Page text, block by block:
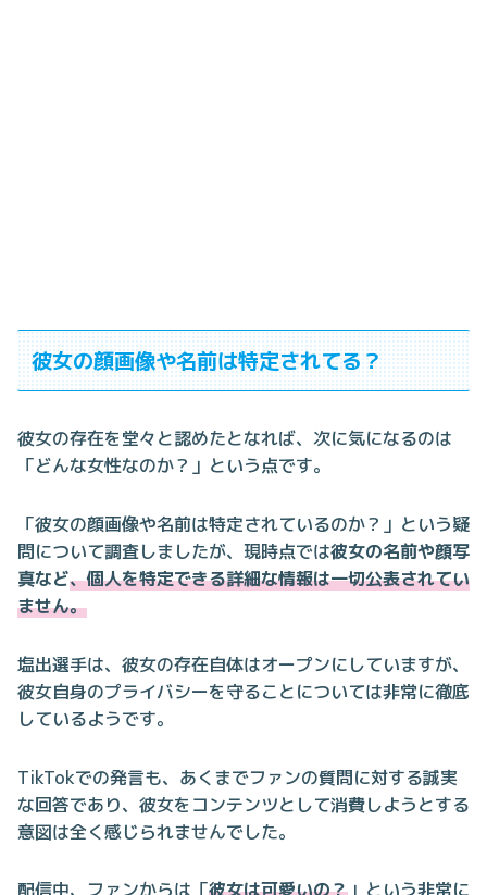
彼女の顔画像や名前は特定されてる？
彼女の存在を堂々と認めたとなれば、次に気になるのは
「どんな女性なのか？」という点です。
「彼女の顔画像や名前は特定されているのか？」という疑
問について調査しましたが、現時点では彼女の名前や顔写
真など、個人を特定できる詳細な情報は一切公表されてい
ません。
塩出選手は、彼女の存在自体はオープンにしていますが、
彼女自身のプライバシーを守ることについては非常に徹底
しているようです。
TikTokでの発言も、あくまでファンの質問に対する誠実
な回答であり、彼女をコンテンツとして消費しようとする
意図は全く感じられませんでした。
配信中、ファンからは「彼女は可愛いの？ 」という非常に